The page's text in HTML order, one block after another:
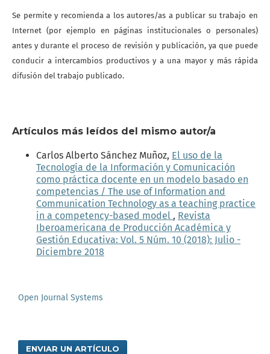
Se permite y recomienda a los autores/as a publicar su trabajo en
Internet (por ejemplo en páginas institucionales o personales)
antes y durante el proceso de revisión y publicación, ya que puede
conducir a intercambios productivos y a una mayor y más rápida
difusión del trabajo publicado.
Artículos más leídos del mismo autor/a
Carlos Alberto Sánchez Muñoz, El uso de la
Tecnología de la Información y Comunicación
como práctica docente en un modelo basado en
competencias / The use of Information and
Communication Technology as a teaching practice
in a competency-based model , Revista
Iberoamericana de Producción Académica y
Gestión Educativa: Vol. 5 Núm. 10 (2018): Julio -
Diciembre 2018
Open Journal Systems
ENVIAR UN ARTÍCULO